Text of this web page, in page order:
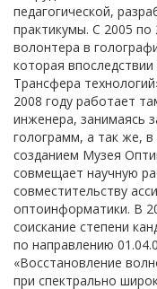
педагогической,
практикумы. С 2005 по
волонтера в
которая
Трансфера
2008 году работает
инженера, занимаясь
голограмм, а так же, в
созданием Музея
совмещает научную
совместительству
оптоинформатики. В
соискание степени
по направлению
«Восстановление
при спектрально